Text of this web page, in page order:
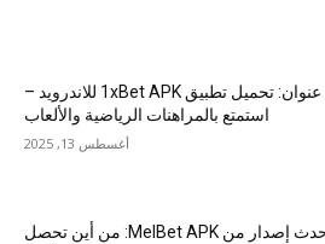
عنوان: تحميل تطبيق 1xBet APK للاندرويد –
استمتع بالمراهنات الرياضية والألعاب
أغسطس 13, 2025
أحدث إصدار من MelBet APK: من أين تحصل